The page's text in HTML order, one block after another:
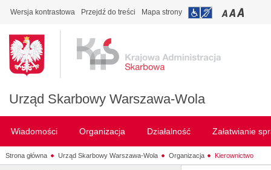
Wersja kontrastowa Przejdź do treści Mapa strony
Urząd Skarbowy Warszawa-Wola
Wiadomości Organizacja Działalność Załatwianie
Strona główna Urząd Skarbowy Warszawa-Wola Organizacja Kierownictwo